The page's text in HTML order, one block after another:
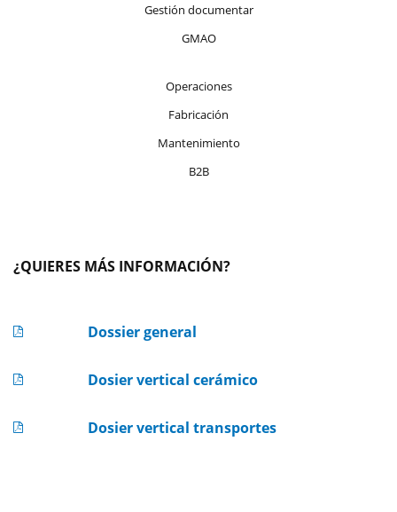
Gestión documentar
GMAO
Operaciones
Fabricación
Mantenimiento
B2B
¿QUIERES MÁS INFORMACIÓN?
Dossier general
Dosier vertical cerámico
Dosier vertical transportes